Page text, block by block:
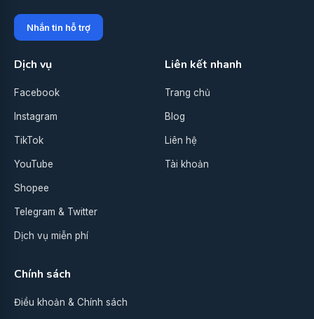
Nhắn tin hỗ trợ
Dịch vụ
Facebook
Instagram
TikTok
YouTube
Shopee
Telegram & Twitter
Dịch vụ miễn phí
Liên kết nhanh
Trang chủ
Blog
Liên hệ
Tài khoản
Chính sách
Điều khoản & Chính sách